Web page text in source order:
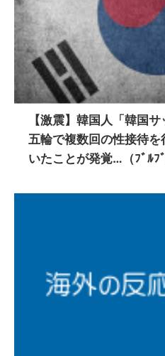
【激震】韓国人「韓国
五輪で複数回の性接待
いたことが発覚…（ﾌﾞﾙﾌ